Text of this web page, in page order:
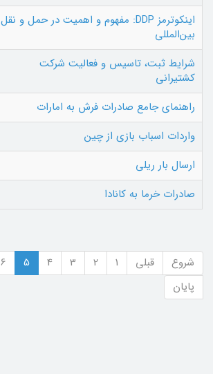
اینکوترمز DDP: مفهوم و اهمیت در حمل و نقل
بین‌المللی
شرایط ثبت، تاسیس و فعالیت شرکت
کشتیرانی
راهنمای جامع صادرات فرش به امارات
واردات اسباب بازی از چین
ارسال بار ریلی
صادرات خرما به کانادا
شروع قبلی 1
2
3
4
5
6
پایان